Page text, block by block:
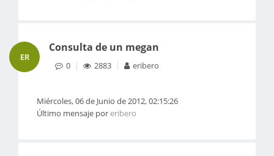
ER
Consulta de un megan
0 2883 eribero
Miércoles, 06 de Junio de 2012, 02:15:26
Último mensaje poreribero